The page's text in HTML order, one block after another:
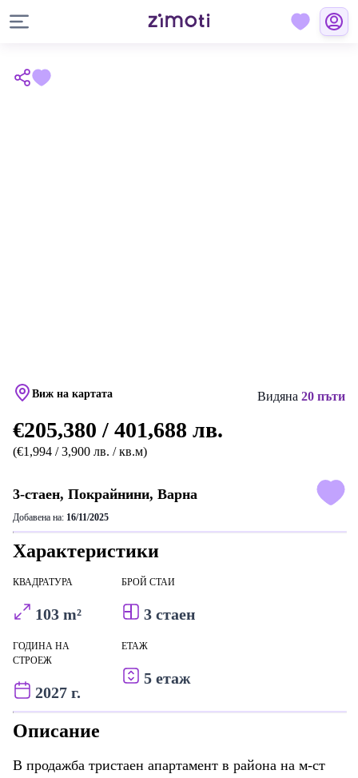
Виж на картата Видяна 20 пъти
€205,380 / 401,688 лв.
(€1,994 / 3,900 лв. / кв.м)
3-стаен, Покрайнини, Варна
Добавена на: 16/11/2025
Характеристики
КВАДРАТУРА
103 m²
БРОЙ СТАИ
3 стаен
ГОДИНА НА
СТРОЕЖ
2027 г.
ЕТАЖ
5 етаж
Описание
В продажба тристаен апартамент в района на м-ст